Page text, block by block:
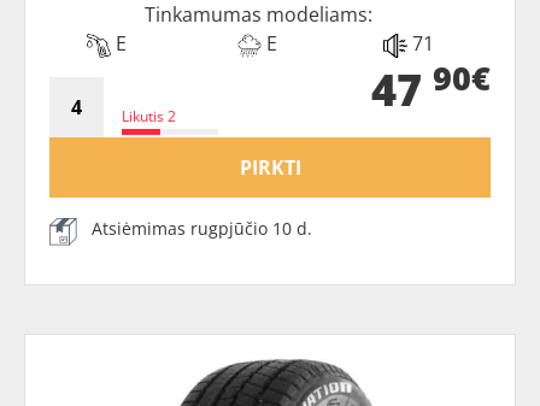
Tinkamumas modeliams:
E
E 71
Likutis 2 47 90€
PIRKTI
Atsiėmimas rugpjūčio 10 d.